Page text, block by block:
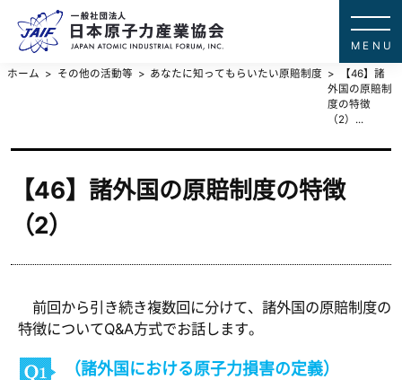
ホーム その他の活動等 あなたに知ってもらいたい原賠制度
【46】諸
外国の原賠制
度の特徴
（2）...
【46】諸外国の原賠制度の特徴
（2）
前回から引き続き複数回に分けて、諸外国の原賠制度の
特徴についてQ&A方式でお話します。
（諸外国における原子力損害の定義）